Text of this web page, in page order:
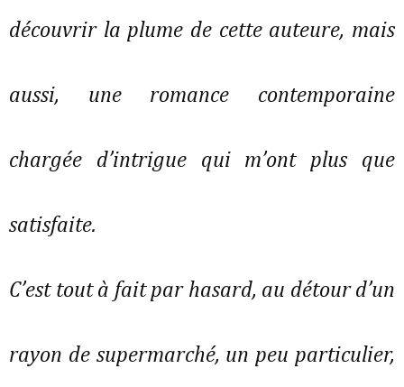
découvrir la plume de cette auteure, mais
aussi, une romance contemporaine
chargée d’intrigue qui m’ont plus que
satisfaite.
C’est tout à fait par hasard, au détour d’un
rayon de supermarché, un peu particulier,